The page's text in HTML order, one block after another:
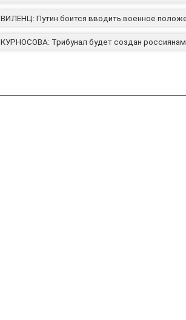
ВИЛЕНЦ: Путин боится вводить военное
КУРНОСОВА: Трибунал будет создан